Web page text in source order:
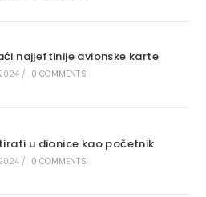
najjeftinije avionske karte
/ 0 COMMENTS
u dionice kao početnik
/ 0 COMMENTS